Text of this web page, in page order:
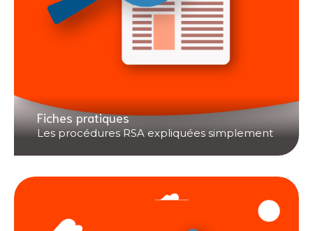
Fiches pratiques
Les procédures RSA expliquées simplement